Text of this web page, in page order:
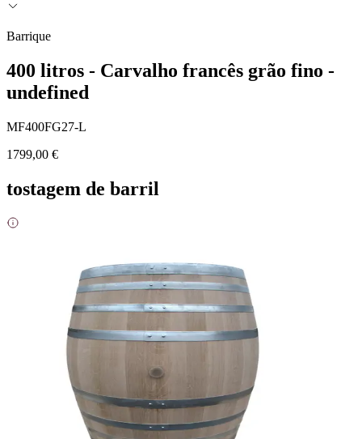
Barrique
400 litros - Carvalho francês grão fino -
undefined
MF400FG27-L
1799,00 €
tostagem de barril